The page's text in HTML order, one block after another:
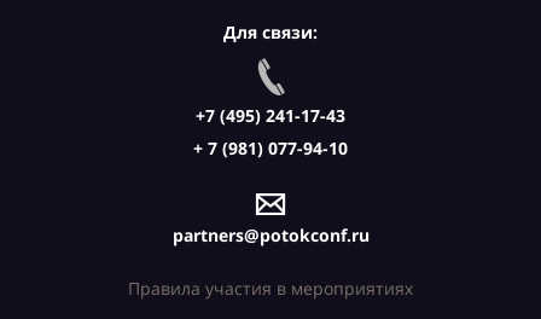
Для связи:
+7 (495) 241-17-43
+ 7 (981) 077-94-10
partners@potokconf.ru
Правила участия в мероприятиях